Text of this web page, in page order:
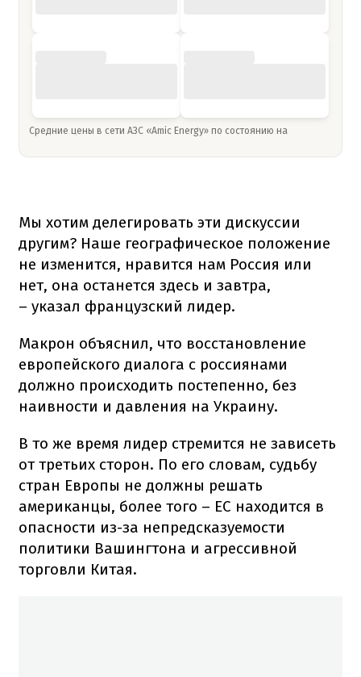
Средние цены в сети АЗС «Amic Energy» по состоянию на
Мы хотим делегировать эти дискуссии
другим? Наше географическое положение
не изменится, нравится нам Россия или
нет, она останется здесь и завтра,
– указал французский лидер.
Макрон объяснил, что восстановление
европейского диалога с россиянами
должно происходить постепенно, без
наивности и давления на Украину.
В то же время лидер стремится не зависеть
от третьих сторон. По его словам, судьбу
стран Европы не должны решать
американцы, более того – ЕС находится в
опасности из-за непредсказуемости
политики Вашингтона и агрессивной
торговли Китая.